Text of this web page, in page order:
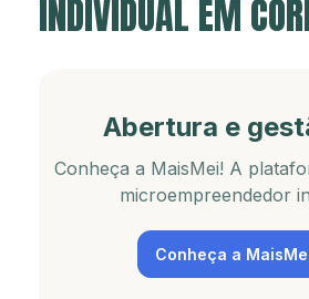
INDIVIDUAL EM
Abertura e
Conheça a MaisMei! A
microempreendedor
Conheça a